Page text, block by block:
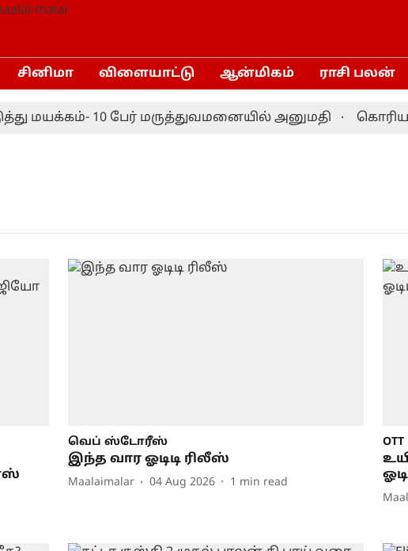
சினிமா விளையாட்டு ஆன்மிகம் ராசி பலன்
மயக்கம்- 10 பேர் மருத்துவமனையில் அனுமதி கொரியா
வெப் ஸ்டோரீஸ்
இந்த வார ஓடிடி ரிலீஸ்
Maalaimalar 04 Aug 2026 1 min read
OTT